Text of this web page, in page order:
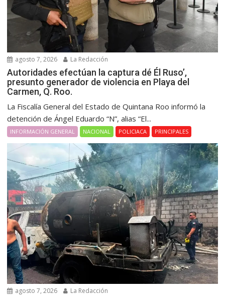
agosto 7, 2026 La Redacción
Autoridades efectúan la captura dé Él Ruso’,
presunto generador de violencia en Playa del
Carmen, Q. Roo.
La Fiscalía General del Estado de Quintana Roo informó la
detención de Ángel Eduardo “N”, alias “El...
INFORMACIÓN GENERAL NACIONAL POLICIACA PRINCIPALES
agosto 7, 2026 La Redacción